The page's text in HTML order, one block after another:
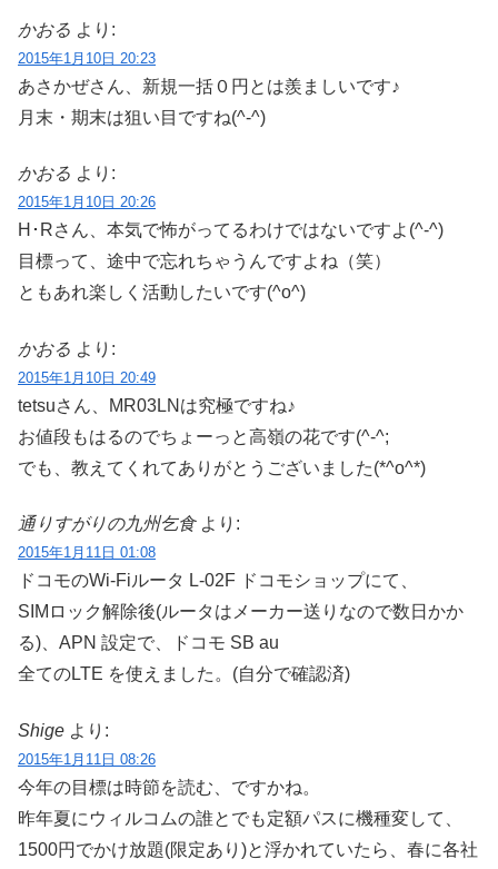
かおる より:
2015年1月10日 20:23
あさかぜさん、新規一括０円とは羨ましいです♪
月末・期末は狙い目ですね(^-^)
かおる より:
2015年1月10日 20:26
H･Rさん、本気で怖がってるわけではないですよ(^-^)
目標って、途中で忘れちゃうんですよね（笑）
ともあれ楽しく活動したいです(^o^)
かおる より:
2015年1月10日 20:49
tetsuさん、MR03LNは究極ですね♪
お値段もはるのでちょーっと高嶺の花です(^-^;
でも、教えてくれてありがとうございました(*^o^*)
通りすがりの九州乞食 より:
2015年1月11日 01:08
ドコモのWi-Fiルータ L-02F ドコモショップにて、
SIMロック解除後(ルータはメーカー送りなので数日かか
る)、APN 設定で、ドコモ SB au
全てのLTE を使えました。(自分で確認済)
Shige より:
2015年1月11日 08:26
今年の目標は時節を読む、ですかね。
昨年夏にウィルコムの誰とでも定額パスに機種変して、
1500円でかけ放題(限定あり)と浮かれていたら、春に各社